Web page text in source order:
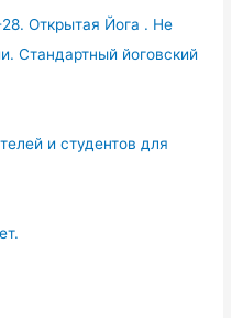
Открытая Йога . Не
Стандартный йоговский
и студентов для